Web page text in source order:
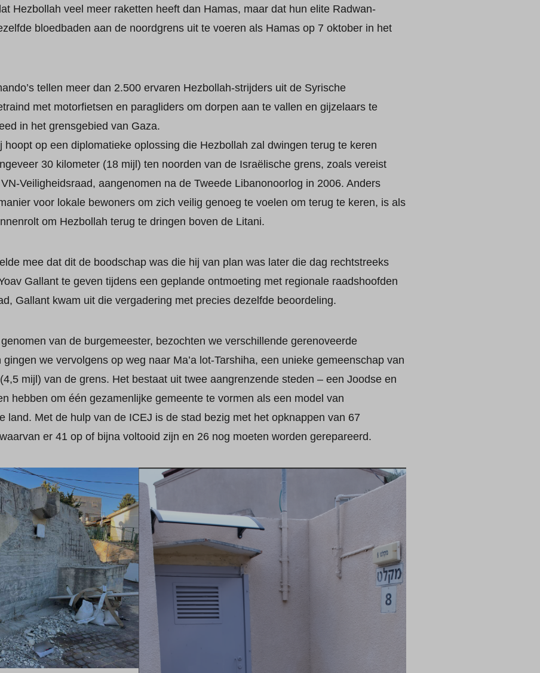
Hezbollah veel meer raketten heeft dan Hamas, maar dat hun elite Radwan-
bloedbaden aan de noordgrens uit te voeren als Hamas op 7 oktober in het
tellen meer dan 2.500 ervaren Hezbollah-strijders uit de Syrische
met motorfietsen en paragliders om dorpen aan te vallen en gijzelaars te
in het grensgebied van Gaza.
hoopt op een diplomatieke oplossing die Hezbollah zal dwingen terug te keren
30 kilometer (18 mijl) ten noorden van de Israëlische grens, zoals vereist
Veiligheidsraad, aangenomen na de Tweede Libanonoorlog in 2006. Anders
voor lokale bewoners om zich veilig genoeg te voelen om terug te keren, is als
om Hezbollah terug te dringen boven de Litani.
mee dat dit de boodschap was die hij van plan was later die dag rechtstreeks
Gallant te geven tijdens een geplande ontmoeting met regionale raadshoofden
Gallant kwam uit die vergadering met precies dezelfde beoordeling.
van de burgemeester, bezochten we verschillende gerenoveerde
we vervolgens op weg naar Ma’a lot-Tarshiha, een unieke gemeenschap van
mijl) van de grens. Het bestaat uit twee aangrenzende steden – een Joodse en
hebben om één gezamenlijke gemeente te vormen als een model van
land. Met de hulp van de ICEJ is de stad bezig met het opknappen van 67
er 41 op of bijna voltooid zijn en 26 nog moeten worden gerepareerd.